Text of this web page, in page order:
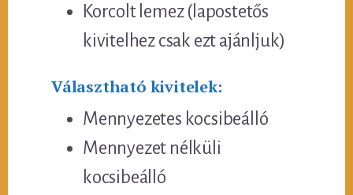
Korcolt lemez (lapostetős
kivitelhez csak ezt ajánljuk)
Választható kivitelek:
Mennyezetes kocsibeálló
Mennyezet nélküli
kocsibeálló